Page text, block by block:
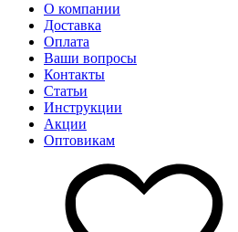
О компании
Доставка
Оплата
Ваши вопросы
Контакты
Статьи
Инструкции
Акции
Оптовикам